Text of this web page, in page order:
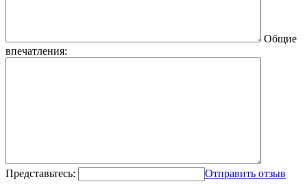
Общие
впечатления:
Представьтесь: Отправить отзыв